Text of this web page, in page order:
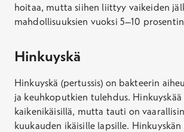
Hepatiitti A ja B -rokotus, lapsi
Rokotussuojan saaminen edellyttää
104,20 €
Ei Kela-korvausta
Varaa aika
hoitaa, mutta siihen liittyy vaikeiden
mahdollisuuksien vuoksi 5–10
Hinkuyskä
Hinkuyskä (pertussis) on bakteerin
ja keuhkoputkien tulehdus.
kaikenikäisillä, mutta tauti on
kuukauden ikäisille lapsille.